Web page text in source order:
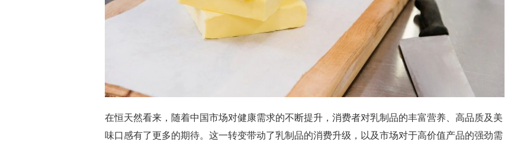
在恒天然看来，随着中国市场对健康需求的不断提升，消费者对乳制品的丰富营养、高品质及美
味口感有了更多的期待。这一转变带动了乳制品的消费升级，以及市场对于高价值产品的强劲需